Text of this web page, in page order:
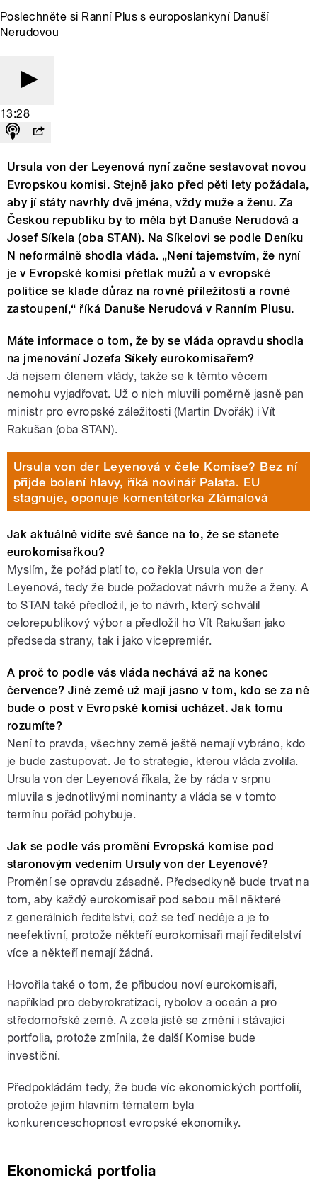
Poslechněte si Ranní Plus s europoslankyní Danuší
Nerudovou
13:28
Ursula von der Leyenová nyní začne sestavovat novou
Evropskou komisi. Stejně jako před pěti lety požádala,
aby jí státy navrhly dvě jména, vždy muže a ženu. Za
Českou republiku by to měla být Danuše Nerudová a
Josef Síkela (oba STAN). Na Síkelovi se podle Deníku
N neformálně shodla vláda. „Není tajemstvím, že nyní
je v Evropské komisi přetlak mužů a v evropské
politice se klade důraz na rovné příležitosti a rovné
zastoupení,“ říká Danuše Nerudová v Ranním Plusu.
Máte informace o tom, že by se vláda opravdu shodla
na jmenování Jozefa Síkely eurokomisařem?
Já nejsem členem vlády, takže se k těmto věcem
nemohu vyjadřovat. Už o nich mluvili poměrně jasně pan
ministr pro evropské záležitosti (Martin Dvořák) i Vít
Rakušan (oba STAN).
Ursula von der Leyenová v čele Komise? Bez ní
přijde bolení hlavy, říká novinář Palata. EU
stagnuje, oponuje komentátorka Zlámalová
Jak aktuálně vidíte své šance na to, že se stanete
eurokomisařkou?
Myslím, že pořád platí to, co řekla Ursula von der
Leyenová, tedy že bude požadovat návrh muže a ženy. A
to STAN také předložil, je to návrh, který schválil
celorepublikový výbor a předložil ho Vít Rakušan jako
předseda strany, tak i jako vicepremiér.
A proč to podle vás vláda nechává až na konec
července? Jiné země už mají jasno v tom, kdo se za ně
bude o post v Evropské komisi ucházet. Jak tomu
rozumíte?
Není to pravda, všechny země ještě nemají vybráno, kdo
je bude zastupovat. Je to strategie, kterou vláda zvolila.
Ursula von der Leyenová říkala, že by ráda v srpnu
mluvila s jednotlivými nominanty a vláda se v tomto
termínu pořád pohybuje.
Jak se podle vás promění Evropská komise pod
staronovým vedením Ursuly von der Leyenové?
Promění se opravdu zásadně. Předsedkyně bude trvat na
tom, aby každý eurokomisař pod sebou měl některé
z generálních ředitelství, což se teď neděje a je to
neefektivní, protože někteří eurokomisaři mají ředitelství
více a někteří nemají žádná.
Hovořila také o tom, že přibudou noví eurokomisaři,
například pro debyrokratizaci, rybolov a oceán a pro
středomořské země. A zcela jistě se změní i stávající
portfolia, protože zmínila, že další Komise bude
investiční.
Předpokládám tedy, že bude víc ekonomických portfolií,
protože jejím hlavním tématem byla
konkurenceschopnost evropské ekonomiky.
Ekonomická portfolia